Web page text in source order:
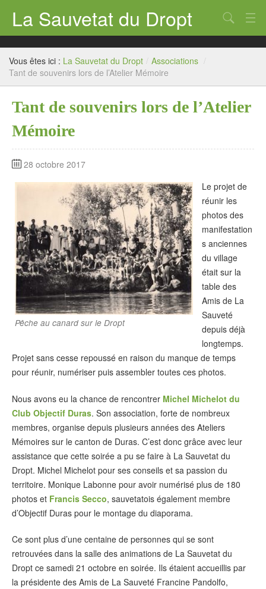
La Sauvetat du Dropt
Accueil
Mairie
Archives
Contact
Chercher
Vous êtes ici : La Sauvetat du Dropt / Associations /
Tant de souvenirs lors de l’Atelier Mémoire
Tant de souvenirs lors de l’Atelier
Mémoire
28 octobre 2017
Pêche au canard sur le Dropt
Le projet de
réunir les
photos des
manifestation
s anciennes
du village
était sur la
table des
Amis de La
Sauveté
depuis déjà
longtemps.
Projet sans cesse repoussé en raison du manque de temps
pour réunir, numériser puis assembler toutes ces photos.
Nous avons eu la chance de rencontrer Michel Michelot du
Club Objectif Duras. Son association, forte de nombreux
membres, organise depuis plusieurs années des Ateliers
Mémoires sur le canton de Duras. C’est donc grâce avec leur
assistance que cette soirée a pu se faire à La Sauvetat du
Dropt. Michel Michelot pour ses conseils et sa passion du
territoire. Monique Labonne pour avoir numérisé plus de 180
photos et Francis Secco, sauvetatois également membre
d’Objectif Duras pour le montage du diaporama.
Ce sont plus d’une centaine de personnes qui se sont
retrouvées dans la salle des animations de La Sauvetat du
Dropt ce samedi 21 octobre en soirée. Ils étaient accueillis par
la présidente des Amis de La Sauveté Francine Pandolfo,